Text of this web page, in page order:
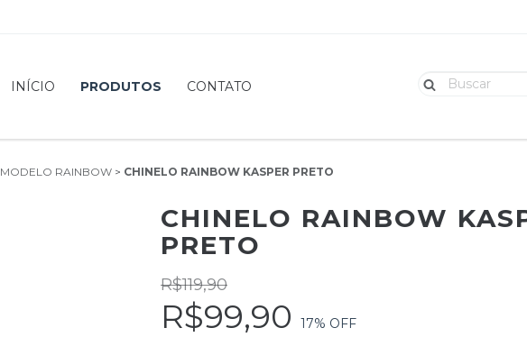
INÍCIO PRODUTOS CONTATO
MODELO RAINBOW > CHINELO RAINBOW KASPER PRETO
CHINELO RAINBOW
PRETO
R$119,90
R$99,90 17% OFF